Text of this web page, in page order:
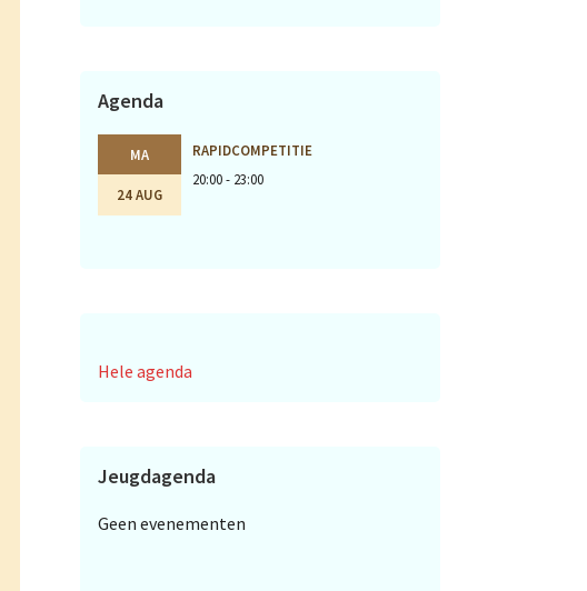
Agenda
MA
24 AUG
RAPIDCOMPETITIE
20:00 - 23:00
Hele agenda
Jeugdagenda
Geen evenementen